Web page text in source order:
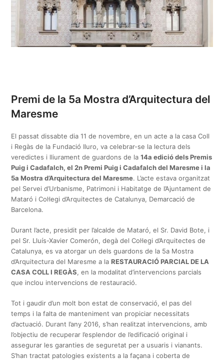
Premi de la 5a Mostra d’Arquitectura del
Maresme
El passat dissabte dia 11 de novembre, en un acte a la casa Coll
i Regàs de la Fundació Iluro, va celebrar-se la lectura dels
veredictes i lliurament de guardons de la14a edició dels Premis
Puig i Cadafalch, el 2n Premi Puig i Cadafalch del Maresme i la
5a Mostra d’Arquitectura del Maresme. L’acte estava organitzat
pel Servei d’Urbanisme, Patrimoni i Habitatge de l’Ajuntament de
Mataró i Col·legi d’Arquitectes de Catalunya, Demarcació de
Barcelona.
Durant l’acte, presidit per l’alcalde de Mataró, el Sr. David Bote, i
pel Sr. Lluís-Xavier Comerón, degà del Col·legi d’Arquitectes de
Catalunya, es va atorgar un dels guardons de la 5a Mostra
d’Arquitectura del Maresme a laRESTAURACIÓ PARCIAL DE LA
CASA COLL I REGÀS, en la modalitat d’intervencions parcials
que inclou intervencions de restauració.
Tot i gaudir d’un molt bon estat de conservació, el pas del
temps i la falta de manteniment van propiciar necessitats
d’actuació. Durant l’any 2016, s’han realitzat intervencions, amb
l’objectiu de recuperar l’esplendor de l’edificació original i
assegurar les garanties de seguretat per a usuaris i vianants.
S’han tractat patologies existents a la façana i coberta de